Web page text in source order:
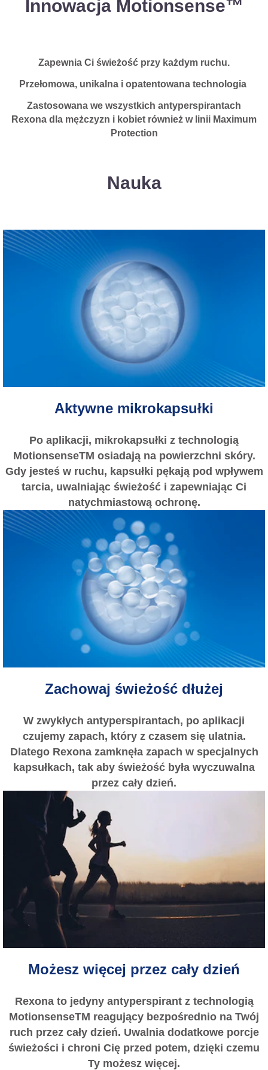
Innowacja Motionsense™
Zapewnia Ci świeżość przy każdym ruchu.
Przełomowa, unikalna i opatentowana technologia
Zastosowana we wszystkich antyperspirantach
Rexona dla mężczyzn i kobiet również w linii Maximum
Protection
Nauka
Aktywne mikrokapsułki
Po aplikacji, mikrokapsułki z technologią
MotionsenseTM osiadają na powierzchni skóry.
Gdy jesteś w ruchu, kapsułki pękają pod wpływem
tarcia, uwalniając świeżość i zapewniając Ci
natychmiastową ochronę.
Zachowaj świeżość dłużej
W zwykłych antyperspirantach, po aplikacji
czujemy zapach, który z czasem się ulatnia.
Dlatego Rexona zamknęła zapach w specjalnych
kapsułkach, tak aby świeżość była wyczuwalna
przez cały dzień.
Możesz więcej przez cały dzień
Rexona to jedyny antyperspirant z technologią
MotionsenseTM reagujący bezpośrednio na Twój
ruch przez cały dzień. Uwalnia dodatkowe porcje
świeżości i chroni Cię przed potem, dzięki czemu
Ty możesz więcej.